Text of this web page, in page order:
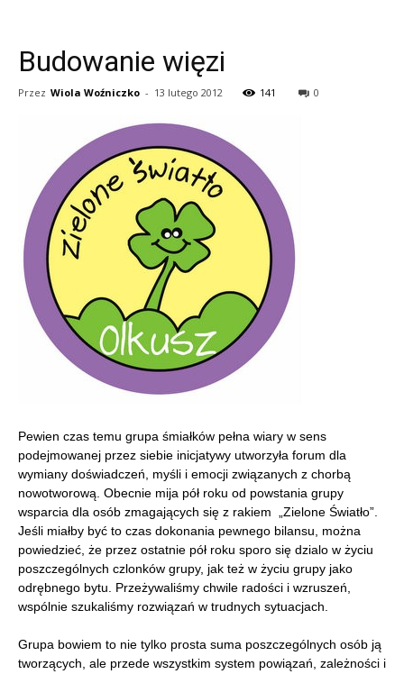
Budowanie więzi
Przez Wiola Woźniczko - 13 lutego 2012 141 0
Pewien czas temu grupa śmiałków pełna wiary w sens
podejmowanej przez siebie inicjatywy utworzyła forum dla
wymiany doświadczeń, myśli i emocji związanych z chorbą
nowotworową. Obecnie mija pół roku od powstania grupy
wsparcia dla osób zmagających się z rakiem „Zielone Światło”.
Jeśli miałby być to czas dokonania pewnego bilansu, można
powiedzieć, że przez ostatnie pół roku sporo się dzialo w życiu
poszczególnych czlonków grupy, jak też w życiu grupy jako
odrębnego bytu. Przeżywaliśmy chwile radości i wzruszeń,
wspólnie szukaliśmy rozwiązań w trudnych sytuacjach.
Grupa bowiem to nie tylko prosta suma poszczególnych osób ją
tworzących, ale przede wszystkim system powiązań, zależności i